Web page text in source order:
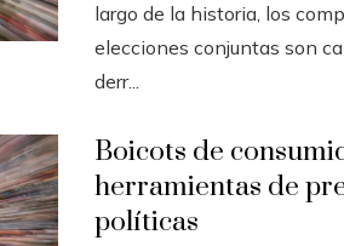
largo de la historia, los
elecciones conjuntas son
derr...
Boicots de
herramientas de
políticas